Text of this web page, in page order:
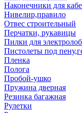
Наконечники для
Нивелир,правило
Отвес строительный
Перчатки, рукавицы
Пилки для
Пистолеты под
Пленка
Полога
Пробой-ушко
Пружина дверная
Резинка багажная
Рулетки